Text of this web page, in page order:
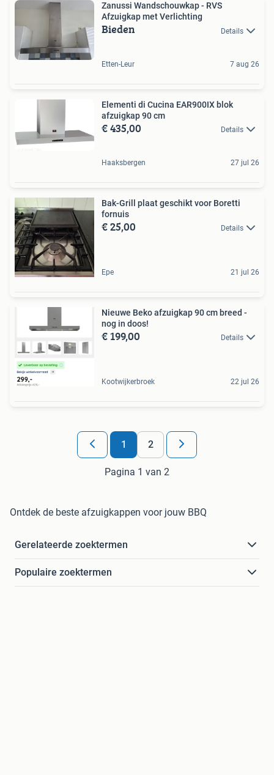
Zanussi Wandschouwkap - RVS
Afzuigkap met Verlichting
Bieden Details
Etten-Leur 7 aug 26
Elementi di Cucina EAR900IX blok
afzuigkap 90 cm
€ 435,00 Details
Haaksbergen 27 jul 26
Bak-Grill plaat geschikt voor Boretti
fornuis
€ 25,00 Details
Epe 21 jul 26
Nieuwe Beko afzuigkap 90 cm breed -
nog in doos!
€ 199,00 Details
Kootwijkerbroek 22 jul 26
1 2
Pagina 1 van 2
Ontdek de beste afzuigkappen voor jouw BBQ
Gerelateerde zoektermen
Populaire zoektermen